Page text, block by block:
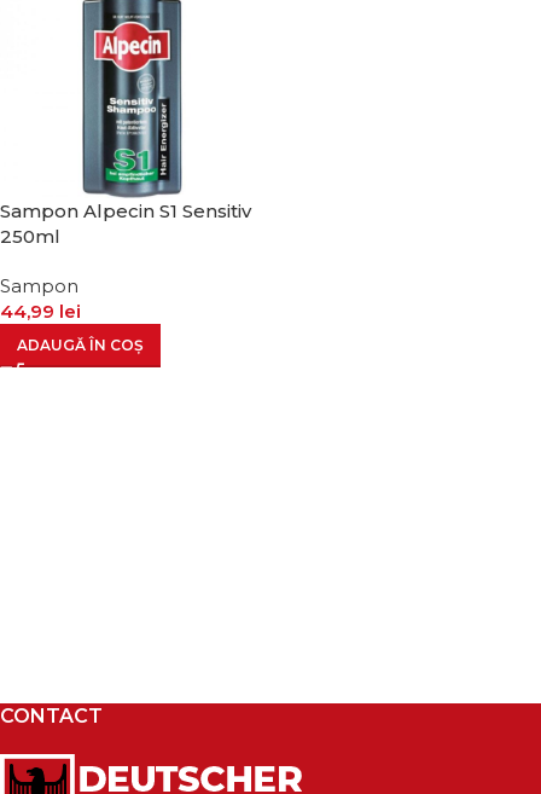
Sampon Alpecin S1 Sensitiv
250ml
Sampon
44,99 lei
ADAUGĂ ÎN COȘ
CONTACT